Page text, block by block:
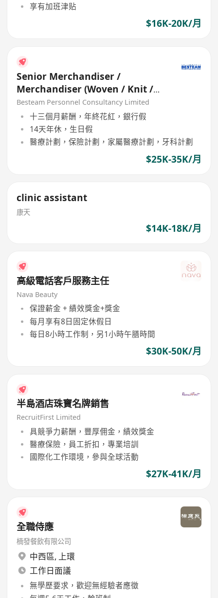
享有加班津贴
$16K-20K/月
Senior Merchandiser /
Merchandiser (Woven / Knit /
Sweater) - 5 days
Besteam Personnel Consultancy Limited
十三個月薪酬，年終花紅，銀行假
14天年休，生日假
醫療計劃，保險計劃，家屬醫療計劃，牙科計劃
$25K-35K/月
clinic assistant
康天
$14K-18K/月
高級電話客戶服務主任
Nava Beauty
保證薪金 + 績效獎金+獎金
每月享有8日固定休假日
每日8小時工作制，另1小時午膳時間
$30K-50K/月
半島酒店珠寶名牌銷售
RecruitFirst Limited
具競爭力薪酬，豐厚佣金，績效獎金
醫療保險，員工折扣，專業培訓
國際化工作環境，參與全球活動
$27K-41K/月
全職侍應
楠發餐飲有限公司
中西區, 上環
工作日面議
無學歷要求，歡迎無經驗者應徵